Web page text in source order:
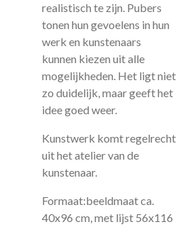
realistisch te zijn. Pubers
tonen hun gevoelens in hun
werk en kunstenaars
kunnen kiezen uit alle
mogelijkheden. Het ligt niet
zo duidelijk, maar geeft het
idee goed weer.
Kunstwerk komt regelrecht
uit het atelier van de
kunstenaar.
Formaat:beeldmaat ca.
40x96 cm, met lijst 56x116